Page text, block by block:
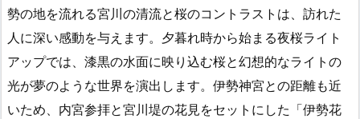
勢の地を流れる宮川の清流と桜のコントラストは、訪れた
人に深い感動を与えます。夕暮れ時から始まる夜桜ライト
アップでは、漆黒の水面に映り込む桜と幻想的なライトの
光が夢のような世界を演出します。伊勢神宮との距離も近
いため、内宮参拝と宮川堤の花見をセットにした「伊勢花